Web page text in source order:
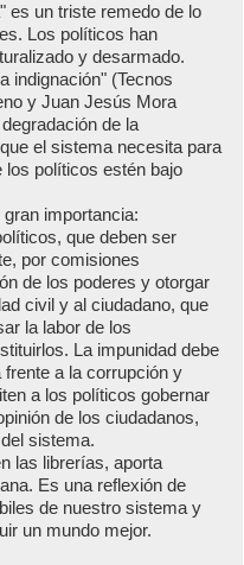
es un triste remedo de lo
Los políticos han
y desarmado.
indignación" (Tecnos
y Juan Jesús Mora
de la
el sistema necesita para
los políticos estén bajo
importancia:
que deben ser
por comisiones
de los poderes y otorgar
civil y al ciudadano, que
la labor de los
La impunidad debe
a la corrupción y
a los políticos gobernar
de los ciudadanos,
sistema.
las librerías, aporta
Es una reflexión de
de nuestro sistema y
un mundo mejor.